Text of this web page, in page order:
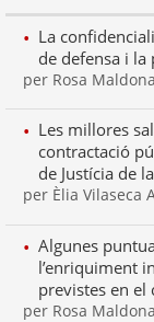
La
de defensa i la
per Rosa
Les millores
contractació
de Justícia de
per Èlia Vilaseca
Algunes
l’enriquiment
previstes en el
per Rosa